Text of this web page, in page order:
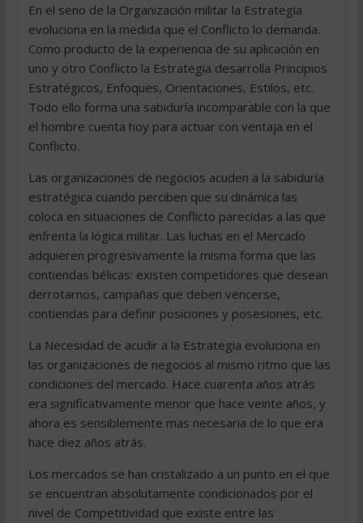
En el seno de la Organización militar la Estrategia
evoluciona en la medida que el Conflicto lo demanda.
Como producto de la experiencia de su aplicación en
uno y otro Conflicto la Estrategia desarrolla Principios
Estratégicos, Enfoques, Orientaciones, Estilos, etc.
Todo ello forma una sabiduría incomparable con la que
el hombre cuenta hoy para actuar con ventaja en el
Conflicto.
Las organizaciones de negocios acuden a la sabiduría
estratégica cuando perciben que su dinámica las
coloca en situaciones de Conflicto parecidas a las que
enfrenta la lógica militar. Las luchas en el Mercado
adquieren progresivamente la misma forma que las
contiendas bélicas: existen competidores que desean
derrotarnos, campañas que deben vencerse,
contiendas para definir posiciones y posesiones, etc.
La Necesidad de acudir a la Estrategia evoluciona en
las organizaciones de negocios al mismo ritmo que las
condiciones del mercado. Hace cuarenta años atrás
era significativamente menor que hace veinte años, y
ahora es sensiblemente mas necesaria de lo que era
hace diez años atrás.
Los mercados se han cristalizado a un punto en el que
se encuentran absolutamente condicionados por el
nivel de Competitividad que existe entre las